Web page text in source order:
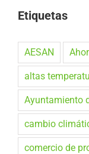
Etiquetas
AESAN
altas
Ayuntamiento
cambio
comercio de